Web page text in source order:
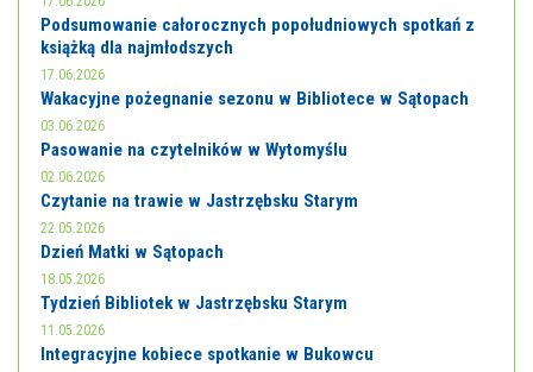
Podsumowanie całorocznych popołudniowych spotkań z
książką dla najmłodszych
17.06.2026
Wakacyjne pożegnanie sezonu w Bibliotece w Sątopach
03.06.2026
Pasowanie na czytelników w Wytomyślu
02.06.2026
Czytanie na trawie w Jastrzębsku Starym
22.05.2026
Dzień Matki w Sątopach
18.05.2026
Tydzień Bibliotek w Jastrzębsku Starym
11.05.2026
Integracyjne kobiece spotkanie w Bukowcu